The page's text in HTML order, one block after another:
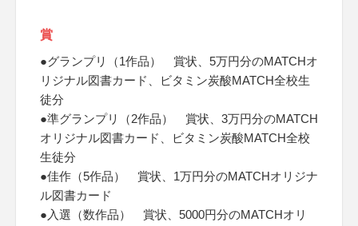
賞
●グランプリ（1作品） 賞状、5万円分のMATCHオ
リジナル図書カード、ビタミン炭酸MATCH全校生
徒分
●準グランプリ（2作品） 賞状、3万円分のMATCH
オリジナル図書カード、ビタミン炭酸MATCH全校
生徒分
●佳作（5作品） 賞状、1万円分のMATCHオリジナ
ル図書カード
●入選（数作品） 賞状、5000円分のMATCHオリ